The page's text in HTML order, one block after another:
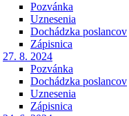
Pozvánka
Uznesenia
Dochádzka poslancov
Zápisnica
27. 8. 2024
Pozvánka
Dochádzka poslancov
Uznesenia
Zápisnica